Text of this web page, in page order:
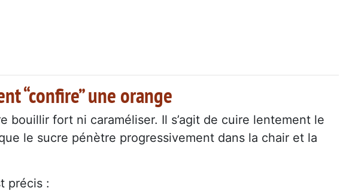
“confire” une orange
bouillir fort ni caraméliser. Il s’agit de cuire lentement le
le sucre pénètre progressivement dans la chair et la
précis :